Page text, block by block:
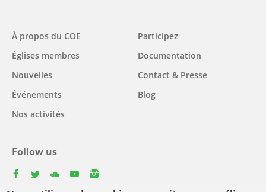
Main
navigation
À propos du COE
Églises membres
Nouvelles
Événements
Nos activités
Participez
Documentation
Contact & Presse
Blog
Follow us